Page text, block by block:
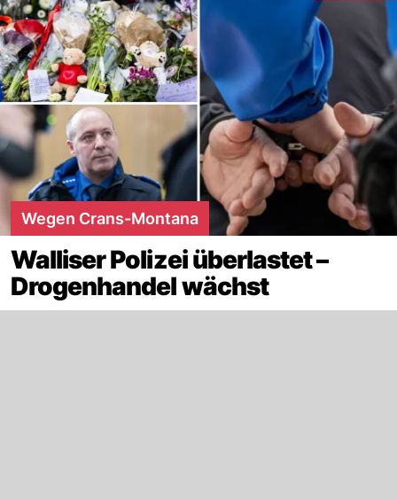
Wegen Crans-Montana
Walliser Polizei überlastet –
Drogenhandel wächst